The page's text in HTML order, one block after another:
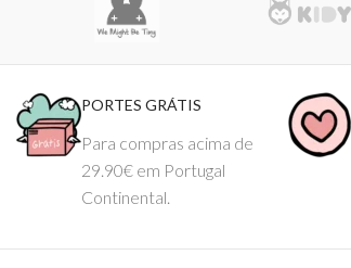
PORTES GRÁTIS
Para compras acima de
29.90€ em Portugal
Continental.